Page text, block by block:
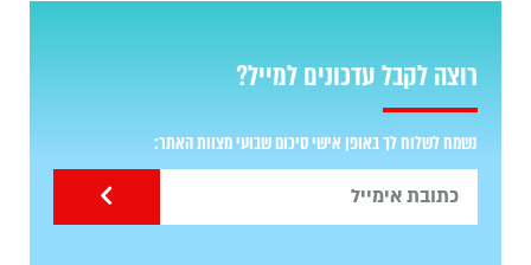
רוצה לקבל עדכונים למייל?
נשמח לשלוח לך באופן אישי סיכום שבועי מצוות האתר: